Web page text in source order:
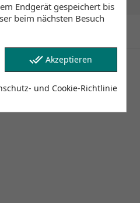
Endgerät gespeichert bis
beim nächsten Besuch
done_all Akzeptieren
und Cookie-Richtlinie